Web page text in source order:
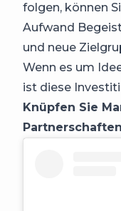
folgen, können
Aufwand
und neue
Wenn es um
ist diese
Knüpfen Sie
Partnerschaften